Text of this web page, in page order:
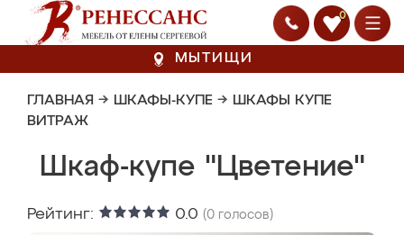
0
МЫТИЩИ
ГЛАВНАЯ → ШКАФЫ-КУПЕ → ШКАФЫ КУПЕ
ВИТРАЖ
Шкаф-купе "Цветение"
Рейтинг: 0.0 (0 голосов)